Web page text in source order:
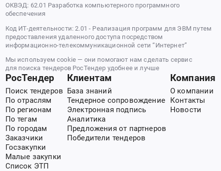
ОКВЭД: 62.01 Разработка компьютерного программного
обеспечения
Код ИТ-деятельности: 2.01 - Реализация программ для ЭВМ путем
предоставления удаленного доступа посредством
информационно-телекоммуникационной сети “Интернет”
Мы используем cookie — они помогают нам сделать сервис
для поиска тендеров РосТендер удобнее и лучше
РосТендер
Поиск тендеров
По отраслям
По регионам
По тегам
По городам
Заказчики
Госзакупки
Малые закупки
Список ЭТП
Клиентам
База знаний
Тендерное сопровождение
Электронная подпись
Аналитика
Предложения от партнеров
Победители тендеров
Компания
О компании
Контакты
Новости